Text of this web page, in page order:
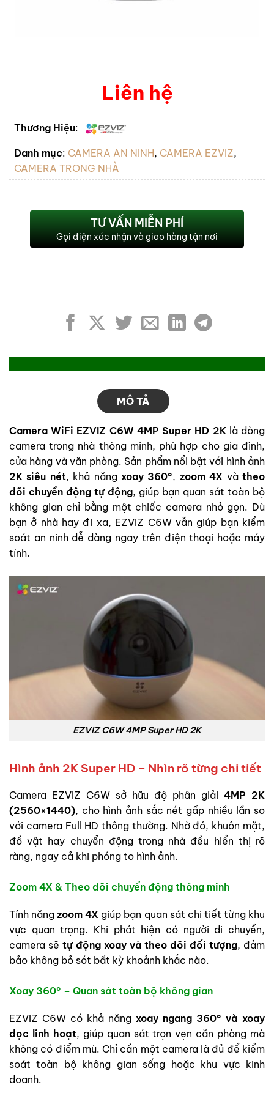
Liên hệ
Thương Hiệu:
Danh mục: CAMERA AN NINH, CAMERA EZVIZ,
CAMERA TRONG NHÀ
TƯ VẤN MIỄN PHÍ
Gọi điện xác nhận và giao hàng tận nơi
MÔ TẢ
Camera WiFi EZVIZ C6W 4MP Super HD 2Klà dòng
camera trong nhà thông minh, phù hợp cho gia đình,
cửa hàng và văn phòng. Sản phẩm nổi bật với hình ảnh
2K siêu nét, khả năngxoay 360°, zoom 4X vàtheo
dõi chuyển động tự động, giúp bạn quan sát toàn bộ
không gian chỉ bằng một chiếc camera nhỏ gọn. Dù
bạn ở nhà hay đi xa, EZVIZ C6W vẫn giúp bạn kiểm
soát an ninh dễ dàng ngay trên điện thoại hoặc máy
tính.
EZVIZ C6W 4MP Super HD 2K
Hình ảnh 2K Super HD – Nhìn rõ từng chi tiết
Camera EZVIZ C6W sở hữu độ phân giải 4MP 2K
(2560×1440), cho hình ảnh sắc nét gấp nhiều lần so
với camera Full HD thông thường. Nhờ đó, khuôn mặt,
đồ vật hay chuyển động trong nhà đều hiển thị rõ
ràng, ngay cả khi phóng to hình ảnh.
Zoom 4X & Theo dõi chuyển động thông minh
Tính năngzoom 4X giúp bạn quan sát chi tiết từng khu
vực quan trọng. Khi phát hiện có người di chuyển,
camera sẽ tự động xoay và theo dõi đối tượng, đảm
bảo không bỏ sót bất kỳ khoảnh khắc nào.
Xoay 360° – Quan sát toàn bộ không gian
EZVIZ C6W có khả năng xoay ngang 360° và xoay
dọc linh hoạt, giúp quan sát trọn vẹn căn phòng mà
không có điểm mù. Chỉ cần một camera là đủ để kiểm
soát toàn bộ không gian sống hoặc khu vực kinh
doanh.